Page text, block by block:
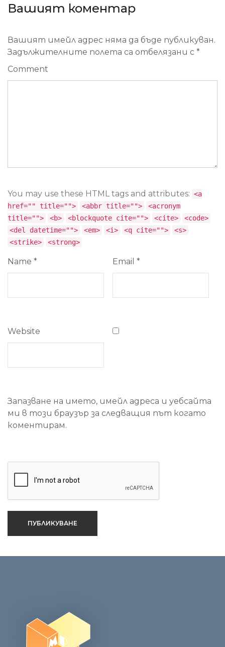
Вашият коментар
Вашият имейл адрес няма да бъде публикуван.
Задължителните полета са отбелязани с *
Comment
You may use these HTML tags and attributes: <a
href="" title="">
<abbr title="">
<acronym
title="">
<b> <blockquote cite=""> <cite>
<code>
<del datetime="">
<em> <i> <q cite="">
<s>
<strike>
<strong>
Name * Email *
Website
Запазване на името, имейл адреса и уебсайта
ми в този браузър за следващия път когато
коментирам.